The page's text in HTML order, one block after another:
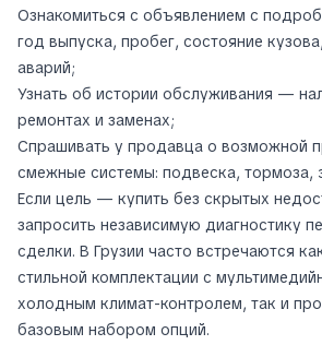
Ознакомиться с объявлением с
год выпуска, пробег, состояние
аварий;
Узнать об истории обслуживания —
ремонтах и заменах;
Спрашивать у продавца о возможной
смежные системы: подвеска, тормоза,
Если цель — купить без скрытых
запросить независимую диагностику
сделки. В Грузии часто встречаются
стильной комплектации с
холодным климат-контролем, так и
базовым набором опций.